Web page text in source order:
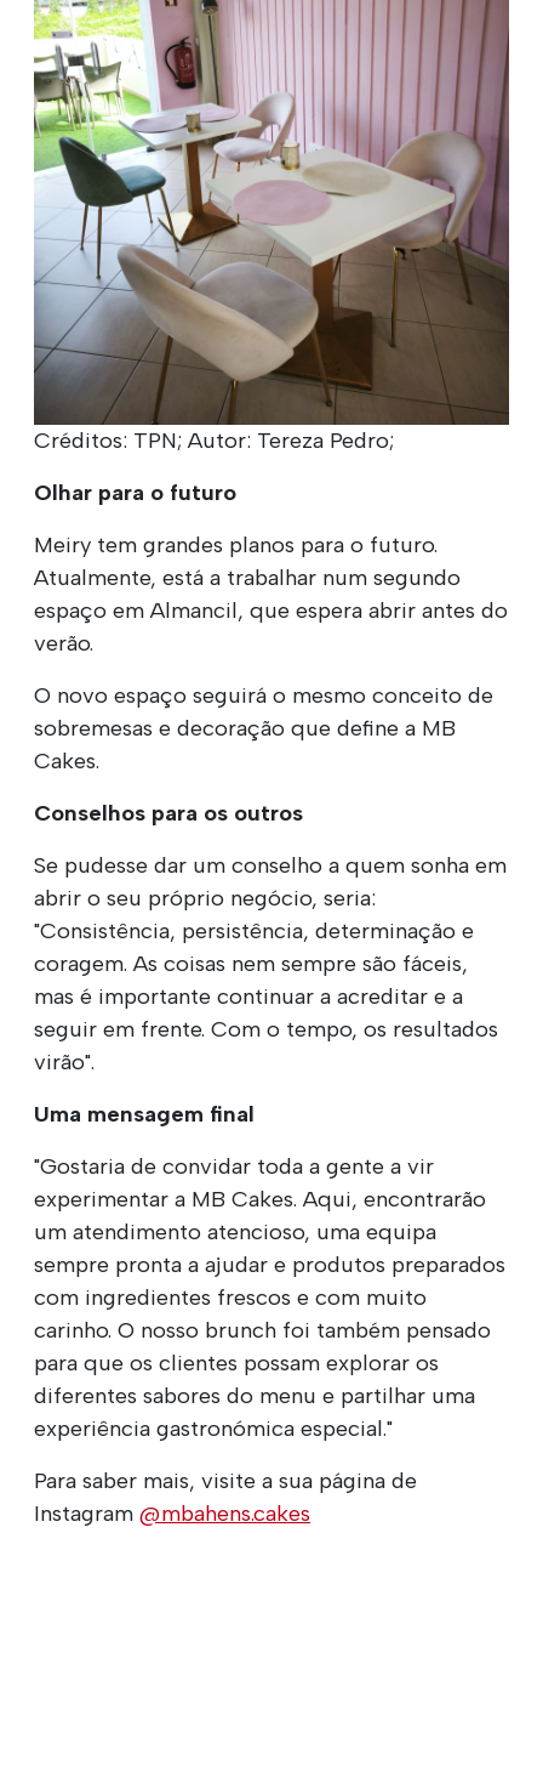
Créditos: TPN; Autor: Tereza Pedro;
Olhar para o futuro
Meiry tem grandes planos para o futuro.
Atualmente, está a trabalhar num segundo
espaço em Almancil, que espera abrir antes do
verão.
O novo espaço seguirá o mesmo conceito de
sobremesas e decoração que define a MB
Cakes.
Conselhos para os outros
Se pudesse dar um conselho a quem sonha em
abrir o seu próprio negócio, seria:
"Consistência, persistência, determinação e
coragem. As coisas nem sempre são fáceis,
mas é importante continuar a acreditar e a
seguir em frente. Com o tempo, os resultados
virão".
Uma mensagem final
"Gostaria de convidar toda a gente a vir
experimentar a MB Cakes. Aqui, encontrarão
um atendimento atencioso, uma equipa
sempre pronta a ajudar e produtos preparados
com ingredientes frescos e com muito
carinho. O nosso brunch foi também pensado
para que os clientes possam explorar os
diferentes sabores do menu e partilhar uma
experiência gastronómica especial."
Para saber mais, visite a sua página de
Instagram @mbahens.cakes